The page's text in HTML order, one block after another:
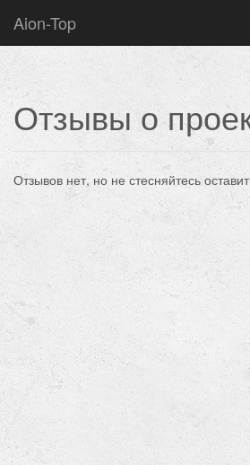
Aion-Top
Отзывы о
Отзывов нет, но не стесняйтесь